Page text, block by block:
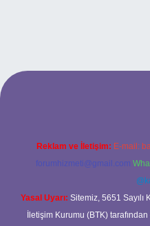
bahis sitesi
Reklam ve İletişim: E-mail:
forumhizmeti@gmail.com
Yasal Uyarı: Sitemiz, 5651
İletişim Kurumu (BTK)